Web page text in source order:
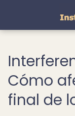
Cómo
final de